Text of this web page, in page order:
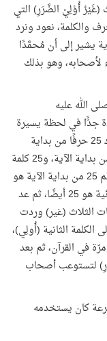
(غَيْرُ أُوْلِيْ الضَّرَرِ) التي
والكلمة، نعود ونرد
يشير إلى أن مُحمَّدًا
لأصحابه، وهو بذلك
الله عليه
جدًّا في لحظة يسيرة
جدًّا من الزمن، ثم انتبه، وقال لزيد بن ثابت، اترك 25 حرفًا من بداية
الآية، و25 كلمة من نهاية الآية، واترك 5 كلمات من بداية الآية، و25 كلمة
من نهاية الآية، واحرص على أن يكون الحرف رقم 25 من بداية الآية هو
حرف النون، لأن موقعه في قائمة الحروف الهجائية هو 25 أيضًا، ثم عد
الثلاث (غير) وردت
رقم 25، ثم انتبه إلى الكلمة الثانية (أُولِي)،
وتأكد من أنها سوف ترد في غير هذا الموضع 25 مرّة في القرآن، ثم بعد
لتستوعب أصحاب
كان يستخدمه